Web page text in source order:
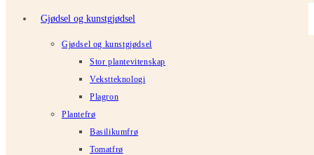
Gjødsel og kunstgjødsel
Gjødsel og kunstgjødsel
Stor plantevitenskap
Vekstteknologi
Plagron
Plantefrø
Basilikumfrø
Tomatfrø